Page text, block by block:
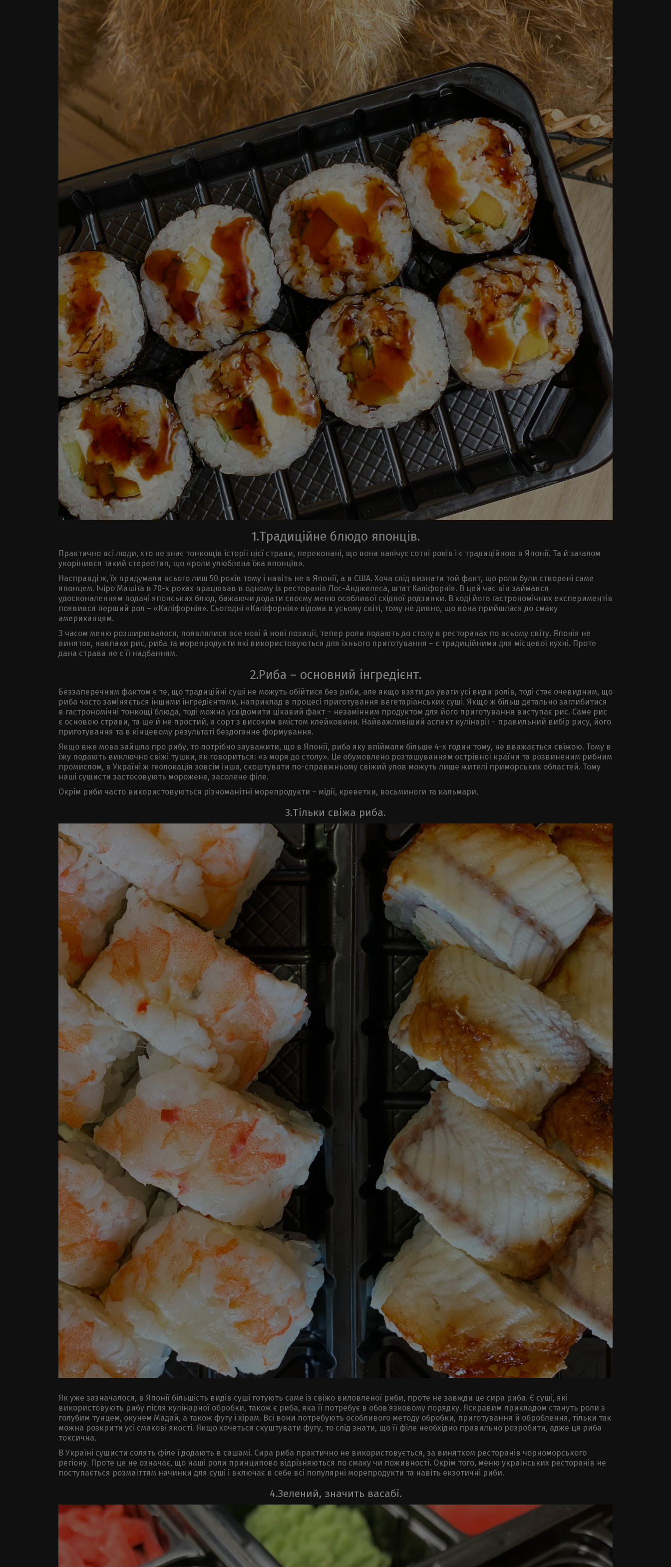
1.Традиційне блюдо японців.
Практично всі люди, хто не знає тонкощів історії цієї страви, переконані, що вона налічує сотні років і є традиційною в Японії. Та й загалом
укорінився такий стереотип, що «роли улюблена їжа японців».
Насправді ж, їх придумали всього лиш 50 років тому і навіть не в Японії, а в США. Хоча слід визнати той факт, що роли були створені саме
японцем. Ічіро Машіта в 70-х роках працював в одному із ресторанів Лос-Анджелеса, штат Каліфорнія. В цей час він займався
удосконаленням подачі японських блюд, бажаючи додати своєму меню особливої східної родзинки. В ході його гастрономічних експериментів
появився перший рол – «Каліфорнія». Сьогодні «Каліфорнія» відома в усьому світі, тому не дивно, що вона прийшлася до смаку
американцям.
З часом меню розширювалося, появлялися все нові й нові позиції, тепер роли подають до столу в ресторанах по всьому світу. Японія не
виняток, навпаки рис, риба та морепродукти які використовуються для їхнього приготування – є традиційними для місцевої кухні. Проте
дана страва не є її надбанням.
2.Риба – основний інгредієнт.
Беззаперечним фактом є те, що традиційні суші не можуть обійтися без риби, але якщо взяти до уваги усі види ролів, тоді стає очевидним, що
риба часто заміняється іншими інгредієнтами, наприклад в процесі приготування вегетаріанських суші. Якщо ж більш детально заглибитися
в гастрономічні тонкощі блюда, тоді можна усвідомити цікавий факт – незамінним продуктом для його приготування виступає рис. Саме рис
є основою страви, та ще й не простий, а сорт з високим вмістом клейковини. Найважливіший аспект кулінарії – правильний вибір рису, його
приготування та в кінцевому результаті бездоганне формування.
Якщо вже мова зайшла про рибу, то потрібно зауважити, що в Японії, риба яку впіймали більше 4-х годин тому, не вважається свіжою. Тому в
їжу подають виключно свіжі тушки, як говориться: «з моря до столу». Це обумовлено розташуванням острівної країни та розвиненим рибним
промислом, в Україні ж геолокація зовсім інша, скоштувати по-справжньому свіжий улов можуть лише жителі приморських областей. Тому
наші сушисти застосовують морожене, засолене філе.
Окрім риби часто використовуються різноманітні морепродукти – мідії, креветки, восьминоги та кальмари.
3.Тільки свіжа риба.
Як уже зазначалося, в Японії більшість видів суші готують саме із свіжо виловленої риби, проте не завжди це сира риба. Є суші, які
використовують рибу після кулінарної обробки, також є риба, яка її потребує в обов’язковому порядку. Яскравим прикладом стануть роли з
голубим тунцем, окунем Мадай, а також фугу і хірам. Всі вони потребують особливого методу обробки, приготування й оброблення, тільки так
можна розкрити усі смакові якості. Якщо хочеться скуштувати фугу, то слід знати, що її філе необхідно правильно розробити, адже ця риба
токсична.
В Україні сушисти солять філе і додають в сашамі. Сира риба практично не використовується, за винятком ресторанів чорноморського
регіону. Проте це не означає, що наші роли принципово відрізняються по смаку чи поживності. Окрім того, меню українських ресторанів не
поступається розмаїттям начинки для суші і включає в себе всі популярні морепродукти та навіть екзотичні риби.
4.Зелений, значить васабі.